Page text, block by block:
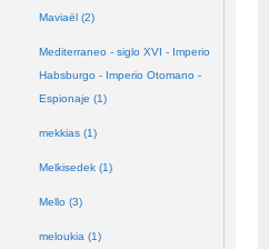
Maviaël (2)
Mediterraneo - siglo XVI - Imperio
Habsburgo - Imperio Otomano -
Espionaje (1)
mekkias (1)
Melkisedek (1)
Mello (3)
meloukia (1)